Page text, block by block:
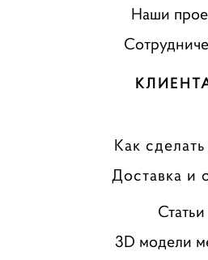
Наши
Как сделать
Доставка и
Статьи
3D модели